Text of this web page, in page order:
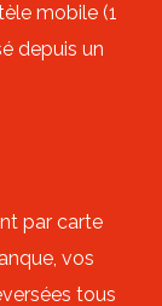
mobile (1
depuis un
par carte
vos
tous